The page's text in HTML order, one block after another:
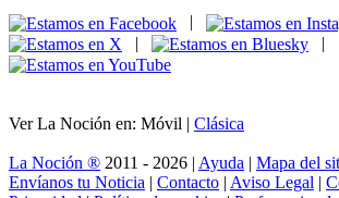
|
|
Ver La Noción en: Móvil | Clásica
La Noción ® 2011 - 2026 | Ayuda | Mapa del
Envíanos tu Noticia | Contacto | Aviso Legal |